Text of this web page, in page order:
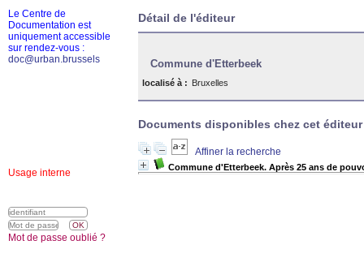
Détail de l'éditeur
Commune d'Etterbeek
localisé à : Bruxelles
Documents disponibles chez cet éditeur
Affiner la recherche
Commune d'Etterbeek. Après 25 ans de
Le Centre de
Documentation est
uniquement accessible
sur rendez-vous :
doc@urban.brussels
Usage interne
Mot de passe oublié ?